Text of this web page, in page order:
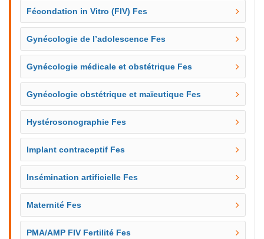
Fécondation in Vitro (FIV) Fes
Gynécologie de l’adolescence Fes
Gynécologie médicale et obstétrique Fes
Gynécologie obstétrique et maïeutique Fes
Hystérosonographie Fes
Implant contraceptif Fes
Insémination artificielle Fes
Maternité Fes
PMA/AMP FIV Fertilité Fes